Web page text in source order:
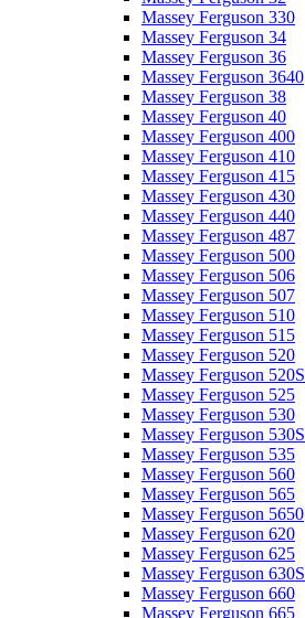
Massey Ferguson 330
Massey Ferguson 34
Massey Ferguson 36
Massey Ferguson 3640
Massey Ferguson 38
Massey Ferguson 40
Massey Ferguson 400
Massey Ferguson 410
Massey Ferguson 415
Massey Ferguson 430
Massey Ferguson 440
Massey Ferguson 487
Massey Ferguson 500
Massey Ferguson 506
Massey Ferguson 507
Massey Ferguson 510
Massey Ferguson 515
Massey Ferguson 520
Massey Ferguson 520S
Massey Ferguson 525
Massey Ferguson 530
Massey Ferguson 530S
Massey Ferguson 535
Massey Ferguson 560
Massey Ferguson 565
Massey Ferguson 5650
Massey Ferguson 620
Massey Ferguson 625
Massey Ferguson 630S
Massey Ferguson 660
Massey Ferguson 665